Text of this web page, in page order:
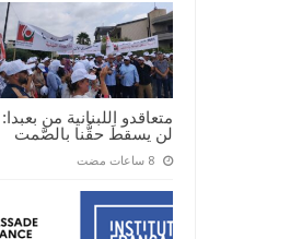
متعاقدو اللبنانية من بعبدا:
لن يسقطَ حقُّنا بالصَّمت
‏8 ساعات مضت